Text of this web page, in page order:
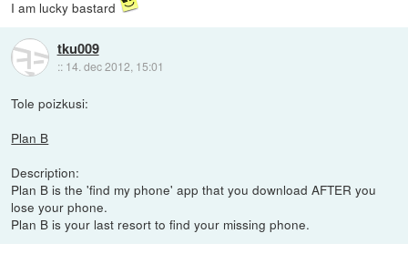
I am lucky bastard
tku009
:: 14. dec 2012, 15:01
Tole poizkusi:
Plan B
Description:
Plan B is the 'find my phone' app that you download AFTER you
lose your phone.
Plan B is your last resort to find your missing phone.